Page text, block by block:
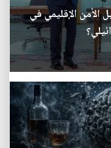
الأمن الإقليمي في